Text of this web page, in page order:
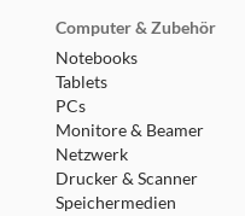
Computer & Zubehör
Notebooks
Tablets
PCs
Monitore & Beamer
Netzwerk
Drucker & Scanner
Speichermedien